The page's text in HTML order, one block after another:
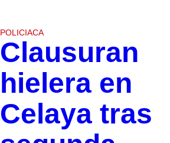
POLICIACA
Clausuran
hielera en
Celaya tras